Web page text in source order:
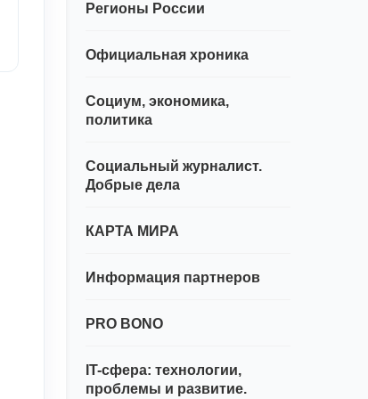
Регионы России
Официальная хроника
Социум, экономика,
политика
Социальный журналист.
Добрые дела
КАРТА МИРА
Информация партнеров
PRO BONO
IT-сфера: технологии,
проблемы и развитие.